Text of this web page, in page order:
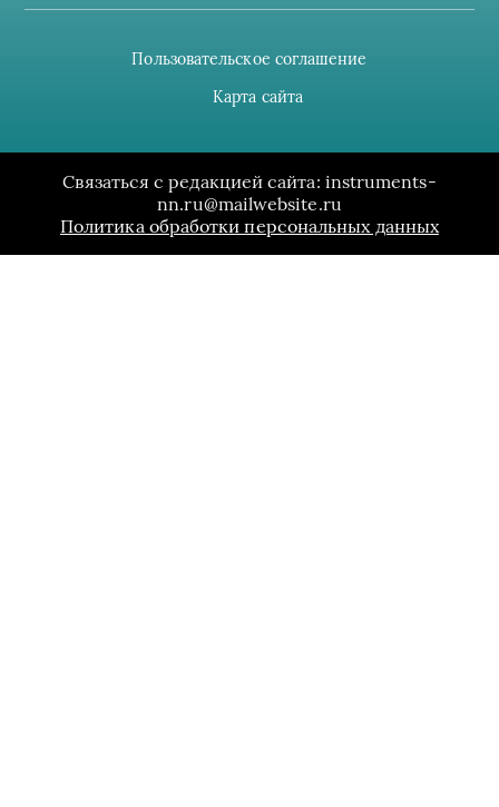
Пользовательское соглашение
Карта сайта
Связаться с редакцией сайта: instruments-
nn.ru@mailwebsite.ru
Политика обработки персональных данных